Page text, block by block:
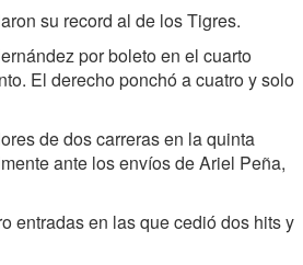
su record al de los Tigres.
por boleto en el cuarto
El derecho ponchó a cuatro y solo
de dos carreras en la quinta
ante los envíos de Ariel Peña,
entradas en las que cedió dos hits y